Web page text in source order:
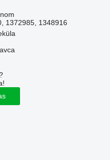
1372985, 1348916